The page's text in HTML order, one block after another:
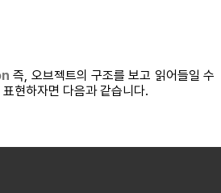
즉, 오브젝트의 구조를 보고 읽어들일 수
현하자면 다음과 같습니다.